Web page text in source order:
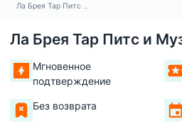
Ла Брея Тар Питс и Музей
Ла Брея Тар Питс и
Мгновенное
подтверждение
Без возврата